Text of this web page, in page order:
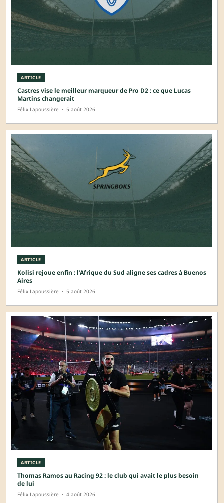
ARTICLE
Castres vise le meilleur marqueur de Pro D2 : ce que Lucas
Martins changerait
Félix Lapoussière · 5 août 2026
ARTICLE
Kolisi rejoue enfin : l’Afrique du Sud aligne ses cadres à Buenos
Aires
Félix Lapoussière · 5 août 2026
ARTICLE
Thomas Ramos au Racing 92 : le club qui avait le plus besoin
de lui
Félix Lapoussière · 4 août 2026